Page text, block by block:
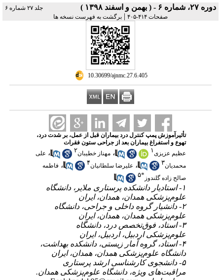
دوره ۲۷، شماره ۶ - ( بهمن و اسفند ۱۳۹۸ )
جلد ۲۷ شماره ۶
صفحات ۴۱۴-۴۰۵
| برگشت به فهرست نسخه ها
‎ 10.30699/ajnmc.27.6.405
تأثیرآموزش پمپ کنترل درد بیماران قبل از عمل، بر شدت درد،
تهوع و استفراغ بیماران بعد از جراحی ستون فقرات
عظیم عزیزی۱ ، مهناز خطیبان۲ ، علی
محمدیان۳ ، علیرضا سلطانیان۴ ، فاطمه
صالح زاده گلندوز *۵
۱- استادیار دانشکده پرستاری ملایر، دانشگاه
علوم‌پزشکی همدان، همدان، ایران
۲- دانشیار گروه داخلی و جراحی، دانشگاه
علوم‌پزشکی همدان، همدان، ایران
۳- استاد، فوق‌تخصص درد، دانشگاه
علوم‌پزشکی اردبیل، اردبیل، ایران
۴- استاد، گروه آمار زیستی، دانشکده بهداشت،
دانشگاه علوم‌پزشکی همدان، همدان، ایران
۵- دانشجوی کارشناسی ارشد پرستاری
مراقبت‌های ویژه، دانشگاه علوم‌پزشکی همدان.